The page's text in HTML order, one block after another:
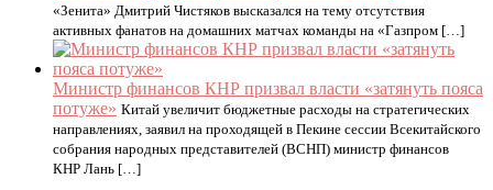
«Зенита» Дмитрий Чистяков высказался на тему отсутствия
активных фанатов на домашних матчах команды на «Газпром […]
Министр финансов КНР призвал власти «затянуть пояса
потуже» Китай увеличит бюджетные расходы на стратегических
направлениях, заявил на проходящей в Пекине сессии Всекитайского
собрания народных представителей (ВСНП) министр финансов
КНР Лань […]